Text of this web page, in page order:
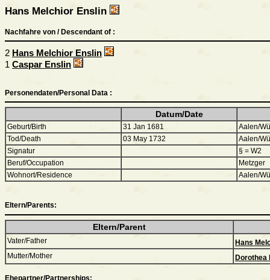
Hans Melchior Enslin
Nachfahre von / Descendant of :
2 Hans Melchior Enslin
1 Caspar Enslin
Personendaten/Personal Data :
Datum/Date
Geburt/Birth 31 Jan 1681
Aalen/
Tod/Death
03 May 1732
Aalen/
Signatur
§ = W2
Beruf/Occupation
Metzger
Wohnort/Residence
Aalen/
Eltern/Parents:
Eltern/Parent
Vater/Father
Hans
Mutter/Mother
Ehepartner/Partnerships: